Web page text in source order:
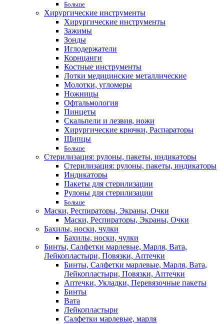
Больше
Хирургические инструменты
Хирургические инструменты
Зажимы
Зонды
Иглодержатели
Корнцанги
Костные инструменты
Лотки медицинские металлические
Молотки, угломеры
Ножницы
Офтальмология
Пинцеты
Скальпели и лезвия, ножи
Хирургические крючки, Распараторы
Щипцы
Больше
Стерилизация: рулоны, пакеты, индикаторы
Стерилизация: рулоны, пакеты, индикаторы
Индикаторы
Пакеты для стерилизации
Рулоны для стерилизации
Больше
Маски, Респираторы, Экраны, Очки
Маски, Респираторы, Экраны, Очки
Бахилы, носки, чулки
Бахилы, носки, чулки
Бинты, Салфетки марлевые, Марля, Вата,
Лейкопластыри, Повязки, Аптечки
Бинты, Салфетки марлевые, Марля, Вата,
Лейкопластыри, Повязки, Аптечки
Аптечки, Укладки, Перевязочные пакеты
Бинты
Вата
Лейкопластыри
Салфетки марлевые, марля